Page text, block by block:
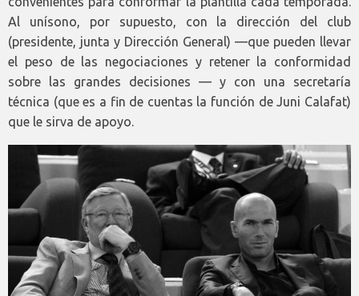
Al unísono, por supuesto, con la dirección del club
(presidente, junta y Dirección General) —que pueden llevar
el peso de las negociaciones y retener la conformidad
sobre las grandes decisiones — y con una secretaría
técnica (que es a fin de cuentas la función de Juni Calafat)
que le sirva de apoyo.